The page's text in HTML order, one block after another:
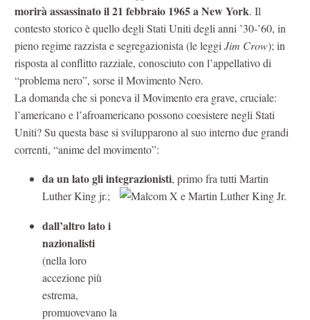
morirà assassinato il 21 febbraio 1965 a New York. Il
contesto storico è quello degli Stati Uniti degli anni ’30-’60, in
pieno regime razzista e segregazionista (le leggi Jim Crow); in
risposta al conflitto razziale, conosciuto con l’appellativo di
“problema nero”, sorse il Movimento Nero.
La domanda che si poneva il Movimento era grave, cruciale:
l’americano e l’afroamericano possono coesistere negli Stati
Uniti? Su questa base si svilupparono al suo interno due grandi
correnti, “anime del movimento”:
da un lato gli integrazionisti, primo fra tutti Martin
Luther King jr.;
dall’altro lato i
nazionalisti
(nella loro
accezione più
estrema,
promuovevano la